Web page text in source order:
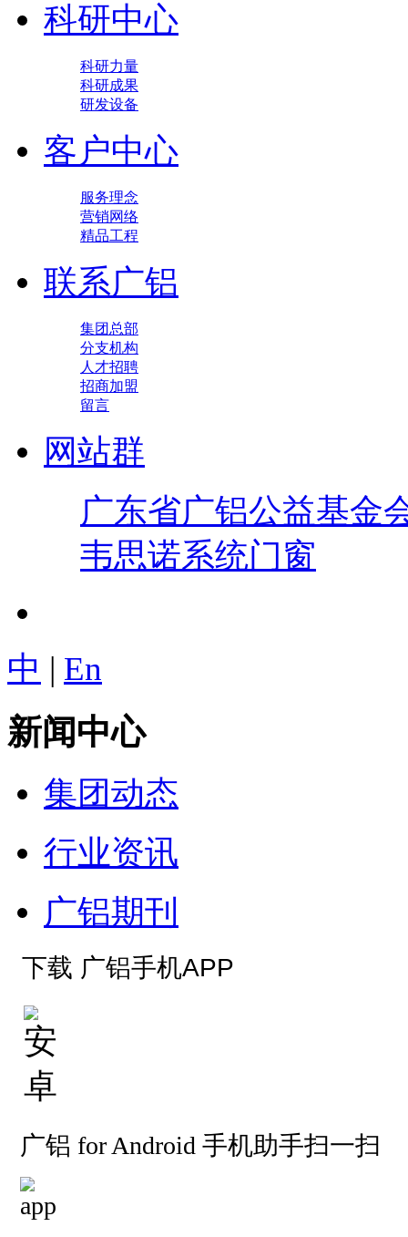
科研中心
科研力量
科研成果
研发设备
客户中心
服务理念
营销网络
精品工程
联系广铝
集团总部
分支机构
人才招聘
招商加盟
留言
网站群
广东省广铝公益基金
韦思诺系统门窗
中 | En
新闻中心
集团动态
行业资讯
广铝期刊
下载 广铝手机APP
广铝 for Android 手机助手扫一扫